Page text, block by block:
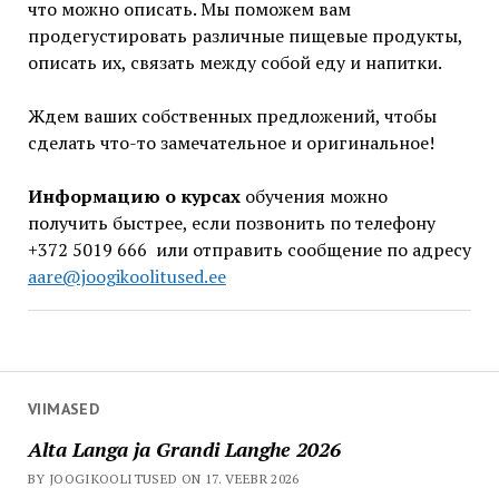
VIIMASED
Alta Langa ja Grandi Langhe 2026
BY JOOGIKOOLITUSED ON 17. VEEBR 2026
что можно описать. Мы поможем вам
продегустировать различные пищевые продукты,
описать их, связать между собой еду и напитки.
Ждем ваших собственных предложений, чтобы
сделать что-то замечательное и оригинальное!
Информацию о курсахобучения можно
получить быстрее, если позвонить по телефону
+372 5019 666 или отправить сообщение по адресу
aare@joogikoolitused.ee